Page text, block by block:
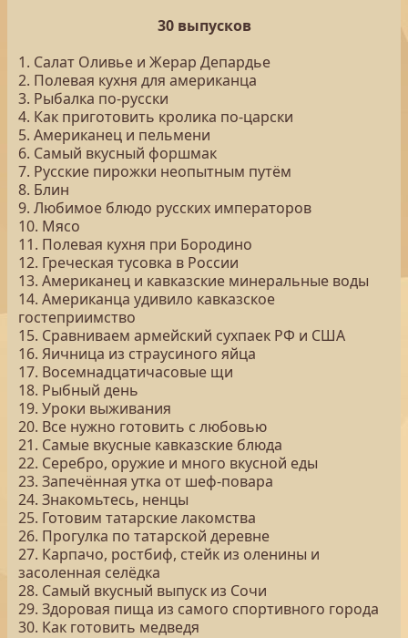
30 выпусков
1. Салат Оливье и Жерар Депардье
2. Полевая кухня для американца
3. Рыбалка по-русски
4. Как приготовить кролика по-царски
5. Американец и пельмени
6. Самый вкусный форшмак
7. Русские пирожки неопытным путём
8. Блин
9. Любимое блюдо русских императоров
10. Мясо
11. Полевая кухня при Бородино
12. Греческая тусовка в России
13. Американец и кавказские минеральные воды
14. Американца удивило кавказское
гостеприимство
15. Сравниваем армейский сухпаек РФ и США
16. Яичница из страусиного яйца
17. Восемнадцатичасовые щи
18. Рыбный день
19. Уроки выживания
20. Все нужно готовить с любовью
21. Самые вкусные кавказские блюда
22. Серебро, оружие и много вкусной еды
23. Запечённая утка от шеф-повара
24. Знакомьтесь, ненцы
25. Готовим татарские лакомства
26. Прогулка по татарской деревне
27. Карпачо, ростбиф, стейк из оленины и
засоленная селёдка
28. Самый вкусный выпуск из Сочи
29. Здоровая пища из самого спортивного города
30. Как готовить медведя